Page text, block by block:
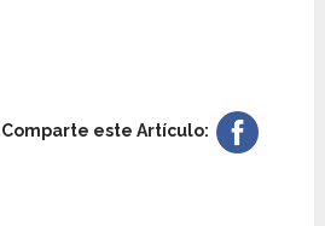
Comparte este Artículo: